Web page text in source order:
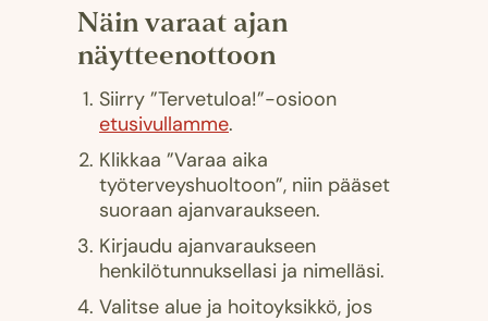
Näin varaat ajan
näytteenottoon
Siirry ”Tervetuloa!”-osioon
etusivullamme.
Klikkaa ”Varaa aika
työterveyshuoltoon”, niin pääset
suoraan ajanvaraukseen.
Kirjaudu ajanvaraukseen
henkilötunnuksellasi ja nimelläsi.
Valitse alue ja hoitoyksikkö, jos